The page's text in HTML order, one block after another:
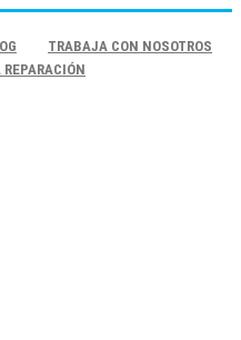
TRABAJA CON NOSOTROS